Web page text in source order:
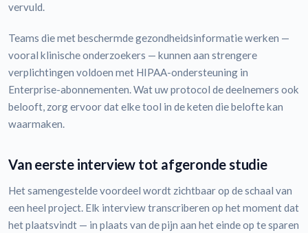
vervuld.
Teams die met beschermde gezondheidsinformatie werken —
vooral klinische onderzoekers — kunnen aan strengere
verplichtingen voldoen met HIPAA-ondersteuning in
Enterprise-abonnementen. Wat uw protocol de deelnemers ook
belooft, zorg ervoor dat elke tool in de keten die belofte kan
waarmaken.
Van eerste interview tot afgeronde studie
Het samengestelde voordeel wordt zichtbaar op de schaal van
een heel project. Elk interview transcriberen op het moment dat
het plaatsvindt — in plaats van de pijn aan het einde op te sparen